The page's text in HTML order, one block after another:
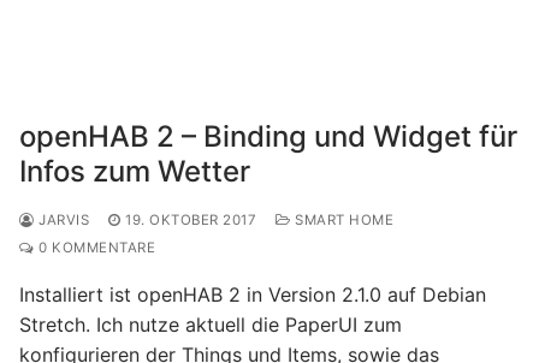
openHAB 2 – Binding und Widget für
Infos zum Wetter
JARVIS 19. OKTOBER 2017
SMART HOME
0 KOMMENTARE
Installiert ist openHAB 2 in Version 2.1.0 auf Debian
Stretch. Ich nutze aktuell die PaperUI zum
konfigurieren der Things und Items, sowie das